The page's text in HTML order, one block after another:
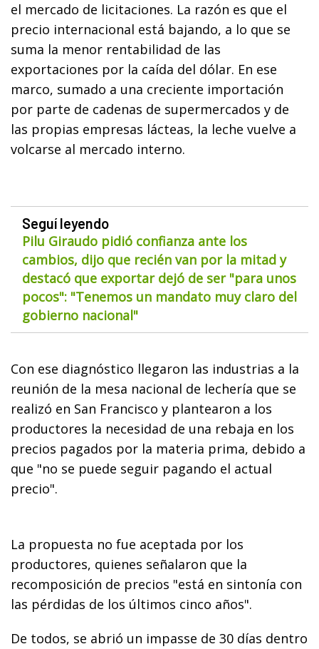
el mercado de licitaciones. La razón es que el
precio internacional está bajando, a lo que se
suma la menor rentabilidad de las
exportaciones por la caída del dólar. En ese
marco, sumado a una creciente importación
por parte de cadenas de supermercados y de
las propias empresas lácteas, la leche vuelve a
volcarse al mercado interno.
Seguí leyendo
Pilu Giraudo pidió confianza ante los
cambios, dijo que recién van por la mitad y
destacó que exportar dejó de ser "para unos
pocos": "Tenemos un mandato muy claro del
gobierno nacional"
Con ese diagnóstico llegaron las industrias a la
reunión de la mesa nacional de lechería que se
realizó en San Francisco y plantearon a los
productores la necesidad de una rebaja en los
precios pagados por la materia prima, debido a
que "no se puede seguir pagando el actual
precio".
La propuesta no fue aceptada por los
productores, quienes señalaron que la
recomposición de precios "está en sintonía con
las pérdidas de los últimos cinco años".
De todos, se abrió un impasse de 30 días dentro